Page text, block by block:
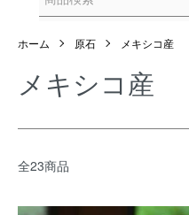
ホーム 原石 メキシコ産
メキシコ産
全23商品